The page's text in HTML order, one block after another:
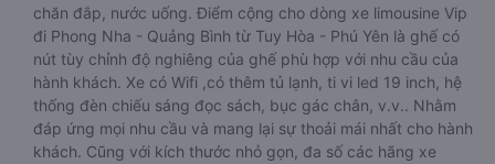
chăn đắp, nước uống. Điểm cộng cho dòng xe limousine Vip
đi Phong Nha - Quảng Bình từ Tuy Hòa - Phú Yên là ghế có
nút tùy chỉnh độ nghiêng của ghế phù hợp với nhu cầu của
hành khách. Xe có Wifi ,có thêm tủ lạnh, ti vi led 19 inch, hệ
thống đèn chiếu sáng đọc sách, bục gác chân, v.v.. Nhằm
đáp ứng mọi nhu cầu và mang lại sự thoải mái nhất cho hành
khách. Cũng với kích thước nhỏ gọn, đa số các hãng xe